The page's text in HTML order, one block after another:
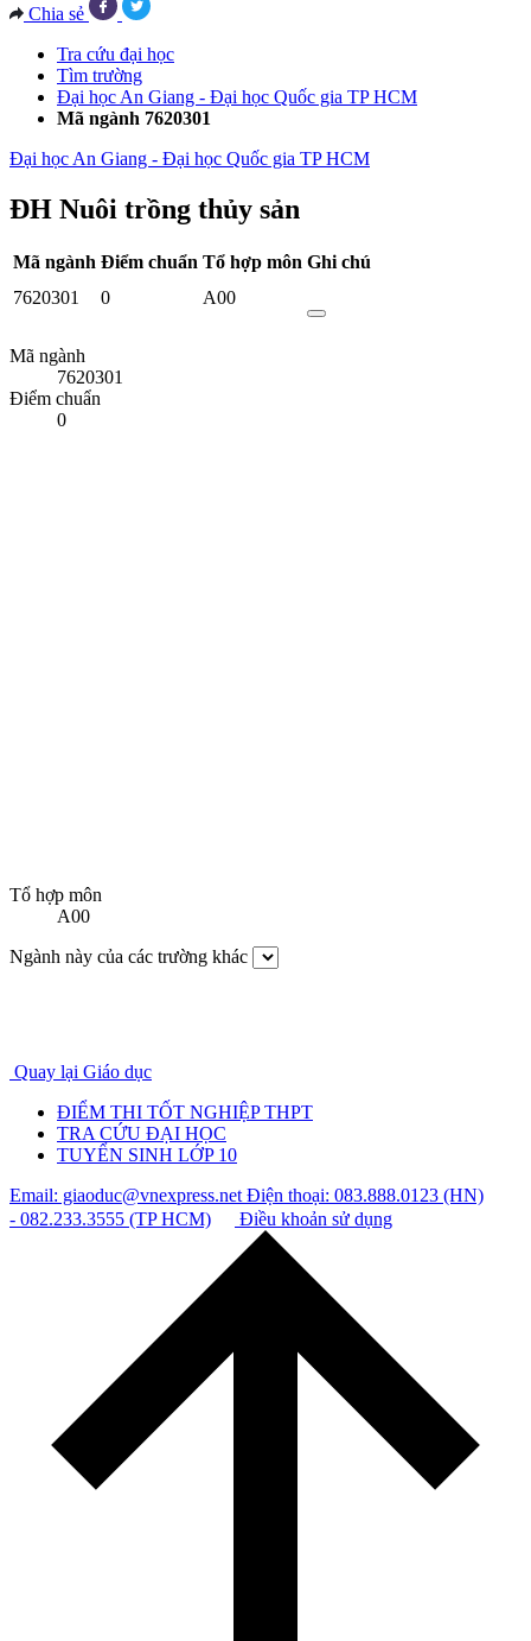
Chia sẻ
Tra cứu đại học
Tìm trường
Đại học An Giang - Đại học Quốc gia TP HCM
Mã ngành 7620301
Đại học An Giang - Đại học Quốc gia TP HCM
ĐH Nuôi trồng thủy sản
Mã ngành Điểm chuẩn Tổ hợp môn Ghi chú
7620301
0 A00
Mã ngành
7620301
Điểm chuẩn
0
Tổ hợp môn
A00
Ngành này của các trường khác
Quay lại Giáo dục
ĐIỂM THI TỐT NGHIỆP THPT
TRA CỨU ĐẠI HỌC
TUYỂN SINH LỚP 10
Email: giaoduc@vnexpress.netĐiện thoại: 083.888.0123 (HN)
- 082.233.3555 (TP HCM)
Điều khoản sử dụng